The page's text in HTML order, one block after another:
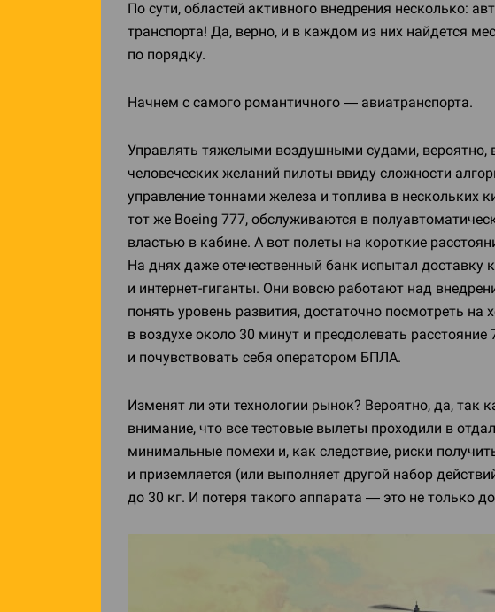
По сути, областей активного внедрения несколько:
транспорта! Да, верно, и в каждом из них найдется
по порядку.
Начнем с самого романтичного — авиатранспорта.
Управлять тяжелыми воздушными судами, вероятно,
человеческих желаний пилоты ввиду сложности
управление тоннами железа и топлива в нескольких
тот же Boeing 777, обслуживаются в
властью в кабине. А вот полеты на короткие
На днях даже отечественный банк испытал
и интернет-гиганты. Они вовсю работают над
понять уровень развития, достаточно посмотреть
в воздухе около 30 минут и преодолевать
и почувствовать себя оператором БПЛА.
Изменят ли эти технологии рынок? Вероятно, да,
внимание, что все тестовые вылеты проходили в
минимальные помехи и, как следствие, риски
и приземляется (или выполняет другой набор
до 30 кг. И потеря такого аппарата — это не только